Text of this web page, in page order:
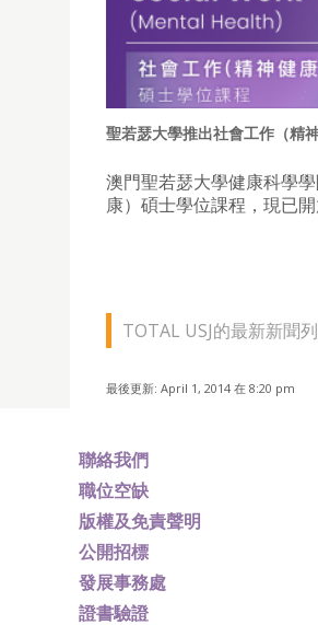
聖若瑟大學推出社會工作（精
澳門聖若瑟大學健康科學
康）碩士學位課程，現已
TOTAL USJ的最新新聞
最後更新: April 1, 2014 在 8:20 pm
聯絡我們
職位空缺
版權及免責聲明
公開招標
發展事務處
證書驗證